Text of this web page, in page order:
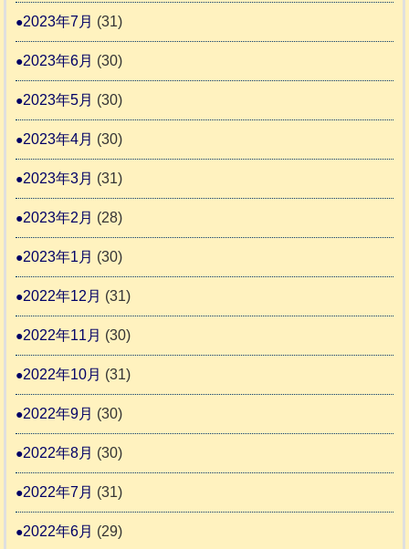
2023年7月 (31)
2023年6月 (30)
2023年5月 (30)
2023年4月 (30)
2023年3月 (31)
2023年2月 (28)
2023年1月 (30)
2022年12月 (31)
2022年11月 (30)
2022年10月 (31)
2022年9月 (30)
2022年8月 (30)
2022年7月 (31)
2022年6月 (29)